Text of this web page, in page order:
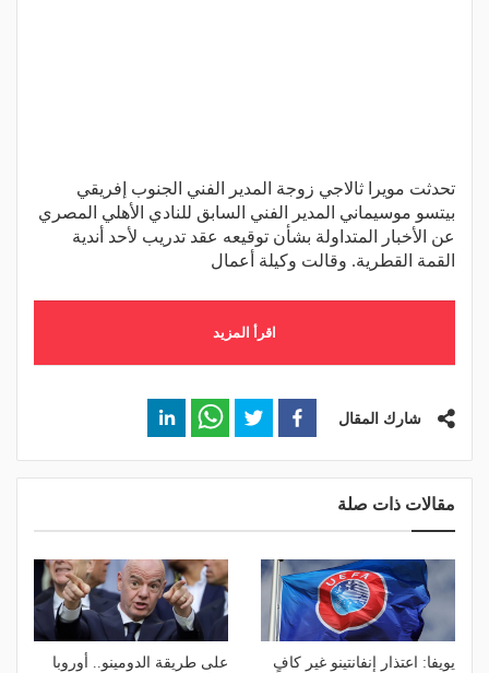
تحدثت مويرا ثالاجي زوجة المدير الفني الجنوب إفريقي
بيتسو موسيماني المدير الفني السابق للنادي الأهلي المصري
عن الأخبار المتداولة بشأن توقيعه عقد تدريب لأحد أندية
القمة القطرية. وقالت وكيلة أعمال
اقرأ المزيد
شارك المقال
مقالات ذات صلة
يويفا: اعتذار إنفانتينو غير كافٍ على طريقة الدومينو.. أوروبا